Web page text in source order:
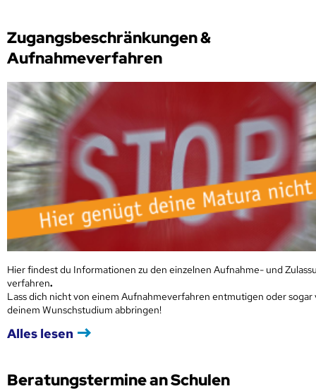
Zugangsbeschränkungen &
Aufnahmeverfahren
Hier findest du Informationen zu den einzelnen Aufnahme- und
verfahren.
Lass dich nicht von einem Aufnahmeverfahren entmutigen oder sogar
deinem Wunschstudium abbringen!
Alles lesen
Beratungstermine an Schulen